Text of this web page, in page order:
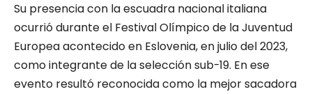
Su presencia con la escuadra nacional italiana
ocurrió durante el Festival Olímpico de la Juventud
Europea acontecido en Eslovenia, en julio del 2023,
como integrante de la selección sub-19. En ese
evento resultó reconocida como la mejor sacadora